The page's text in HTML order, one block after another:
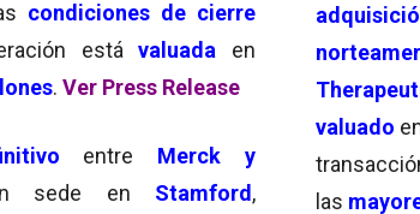
valuado
las
condiciones de cierre
estávaluada en
. Ver Press Release
entre Merck y
sede en Stamford,